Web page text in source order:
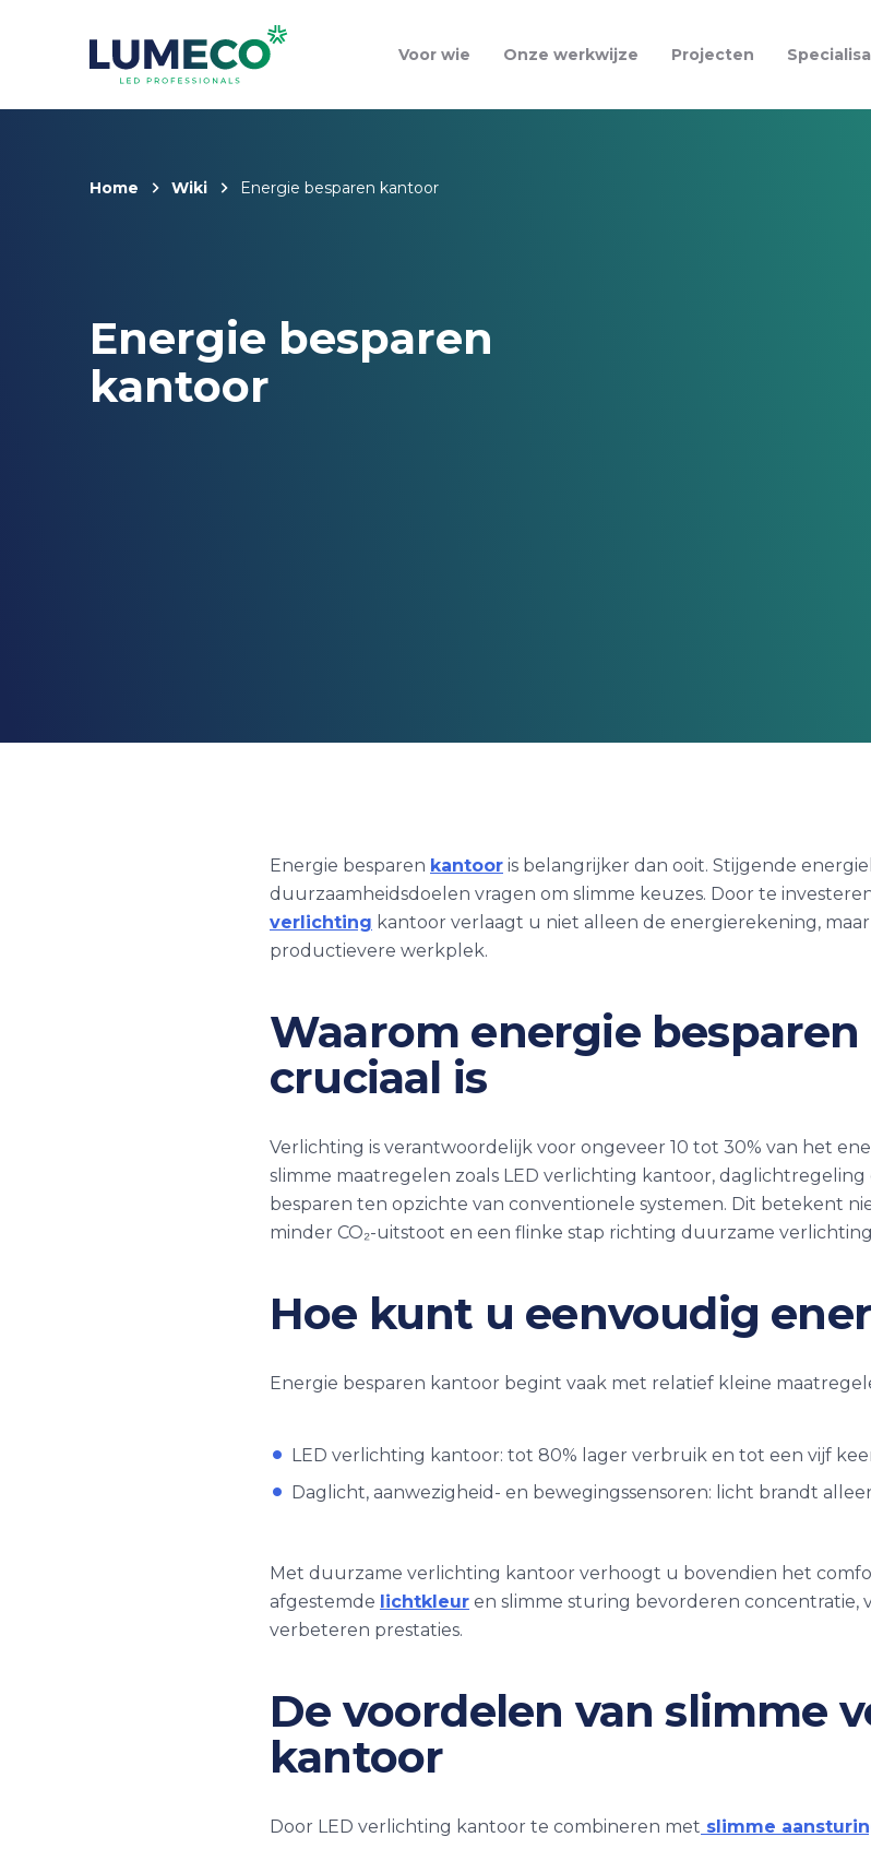
Voor wie Onze werkwijze Projecten
Home Wiki Energie besparen kantoor
Energie besparen
kantoor
Energie besparen kantoor is belangrijker dan ooit. Stijgende
duurzaamheidsdoelen vragen om slimme keuzes. Door te
verlichting kantoor verlaagt u niet alleen de energierekening,
productievere werkplek.
Waarom energie
cruciaal is
Verlichting is verantwoordelijk voor ongeveer 10 tot 30% van het
slimme maatregelen zoals LED verlichting kantoor, daglichtregeling
besparen ten opzichte van conventionele systemen. Dit betekent
minder CO₂-uitstoot en een flinke stap richting duurzame
Hoe kunt u eenvoudig
Energie besparen kantoor begint vaak met relatief kleine
LED verlichting kantoor: tot 80% lager verbruik en tot een vijf
Daglicht, aanwezigheid- en bewegingssensoren: licht brandt
Met duurzame verlichting kantoor verhoogt u bovendien het
afgestemde lichtkleur en slimme sturing bevorderen concentratie,
verbeteren prestaties.
De voordelen van slimme
kantoor
Door LED verlichting kantoor te combineren met slimme